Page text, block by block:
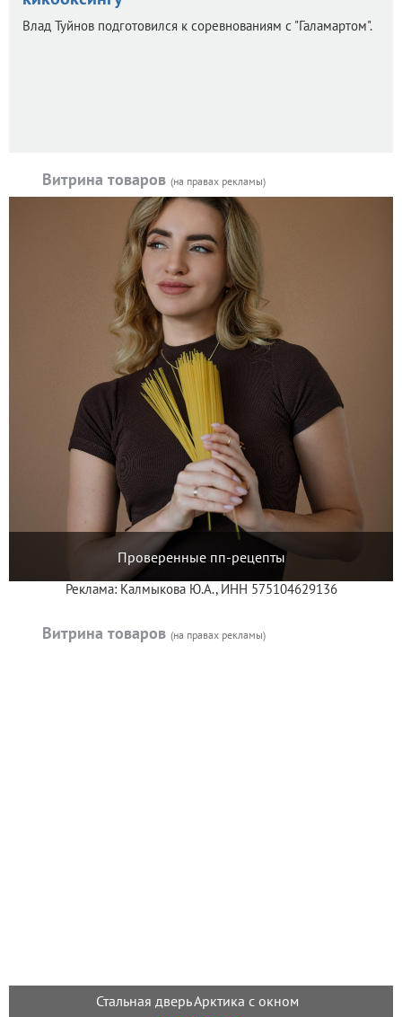
Влад Туйнов подготовился к соревнованиям с "Галамартом".
Витрина товаров (на правах рекламы)
Проверенные пп-рецепты
Реклама: Калмыкова Ю.А., ИНН 575104629136
Витрина товаров (на правах рекламы)
Стальная дверь Арктика с окном